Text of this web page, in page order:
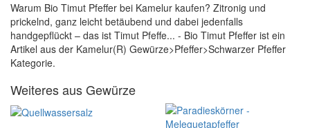
Warum Bio Timut Pfeffer bei Kamelur kaufen? Zitronig und
prickelnd, ganz leicht betäubend und dabei jedenfalls
handgepflückt – das ist Timut Pfeffe... - Bio Timut Pfeffer ist ein
Artikel aus der Kamelur(R) Gewürze>Pfeffer>Schwarzer Pfeffer
Kategorie.
Weiteres aus Gewürze